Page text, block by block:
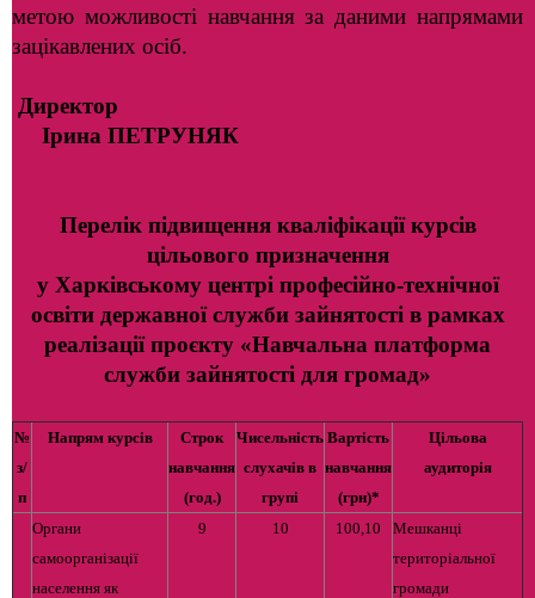
метою можливості навчання за даними напрямами
зацікавлених осіб.
Директор
Ірина ПЕТРУНЯК
Перелік підвищення кваліфікації курсів
цільового призначення
у Харківському центрі професійно-технічної
освіти державної служби зайнятості в рамках
реалізації проєкту «Навчальна платформа
служби зайнятості для громад»
№
з/
п
Напрям курсів
Строк
навчання
(год.)
Чисельність
слухачів в
групі
Вартість
навчання
(грн)*
Цільова
аудиторія
Органи
самоорганізації
населення як
9 10 100,10
Мешканці
територіальної
громади